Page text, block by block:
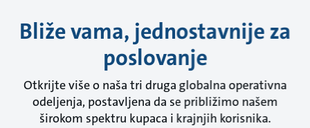
Bliže vama, jednostavnije za
poslovanje
Otkrijte više o naša tri druga globalna operativna
odeljenja, postavljena da se približimo našem
širokom spektru kupaca i krajnjih korisnika.